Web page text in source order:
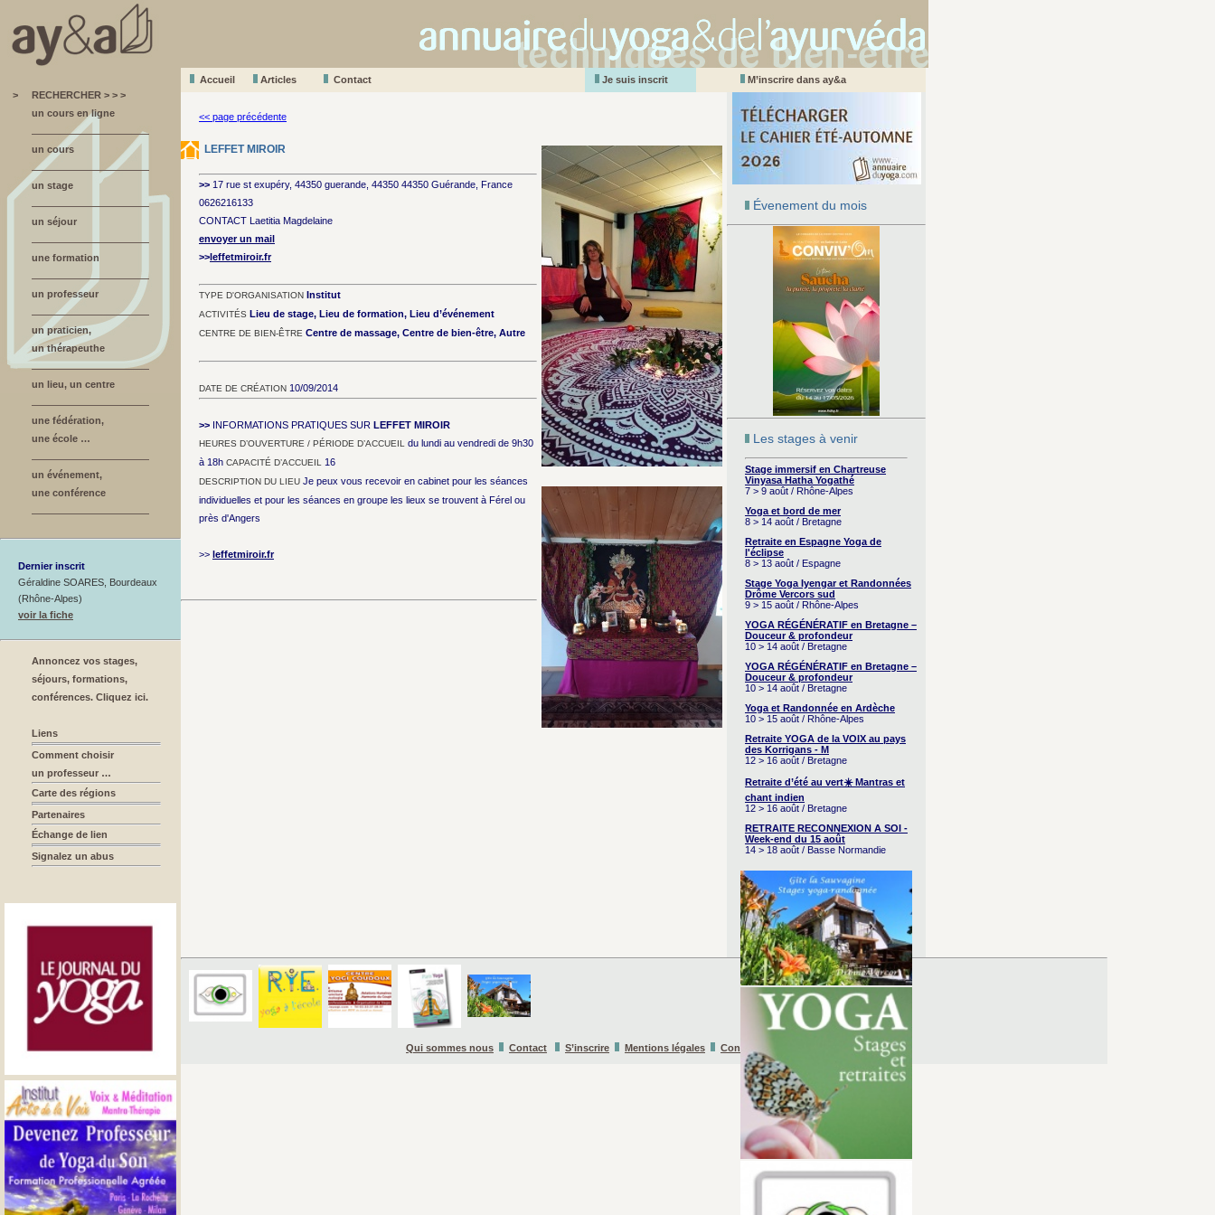
Accueil Articles Contact Je suis inscrit
M’inscrire dans ay&a
>
RECHERCHER > > >
un cours en ligne
un cours
un stage
un séjour
une formation
un professeur
un praticien,
un thérapeuthe
un lieu, un centre
une fédération,
une école …
un événement,
une conférence
Dernier inscrit
Géraldine SOARES, Bourdeaux
(Rhône-Alpes)
voir la fiche
Annoncez vos stages,
séjours, formations,
conférences. Cliquez ici.
Liens
Comment choisir
un professeur …
Carte des régions
Partenaires
Échange de lien
Signalez un abus
Évenement du mois
Les stages à venir
Stage immersif en Chartreuse
Vinyasa Hatha Yogathé
7 > 9 août / Rhône-Alpes
Yoga et bord de mer
8 > 14 août / Bretagne
Retraite en Espagne Yoga de
l'éclipse
8 > 13 août / Espagne
Stage Yoga Iyengar et Randonnées
Drôme Vercors sud
9 > 15 août / Rhône-Alpes
YOGA RÉGÉNÉRATIF en Bretagne –
Douceur & profondeur
10 > 14 août / Bretagne
YOGA RÉGÉNÉRATIF en Bretagne –
Douceur & profondeur
10 > 14 août / Bretagne
Yoga et Randonnée en Ardèche
10 > 15 août / Rhône-Alpes
Retraite YOGA de la VOIX au pays
des Korrigans - M
12 > 16 août / Bretagne
Retraite d’été au vert☀️ Mantras et
chant indien
12 > 16 août / Bretagne
RETRAITE RECONNEXION A SOI -
Week-end du 15 août
14 > 18 août / Basse Normandie
<< page précédente
LEFFET MIROIR
>> 17 rue st exupéry, 44350 guerande, 44350 44350 Guérande, France
0626216133
CONTACT Laetitia Magdelaine
envoyer un mail
>>leffetmiroir.fr
TYPE D'ORGANISATION Institut
ACTIVITÉS Lieu de stage, Lieu de formation, Lieu d’événement
CENTRE DE BIEN-ÊTRE Centre de massage, Centre de bien-être, Autre
DATE DE CRÉATION 10/09/2014
>> INFORMATIONS PRATIQUES SUR LEFFET MIROIR
HEURES D’OUVERTURE / PÉRIODE D’ACCUEIL
du lundi au vendredi de 9h30
à 18h CAPACITÉ D’ACCUEIL 16
DESCRIPTION DU LIEU Je peux vous recevoir en cabinet pour les séances
individuelles et pour les séances en groupe les lieux se trouvent à Férel ou
près d'Angers
>> leffetmiroir.fr
Qui sommes nous Contact S’inscrire Mentions légales Conditions Générales d’Utilisation